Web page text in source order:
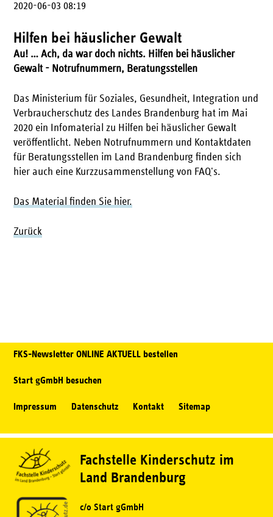
2020-06-03 08:19
Hilfen bei häuslicher Gewalt
Au! … Ach, da war doch nichts. Hilfen bei häuslicher
Gewalt - Notrufnummern, Beratungsstellen
Das Ministerium für Soziales, Gesundheit, Integration und
Verbraucherschutz des Landes Brandenburg hat im Mai
2020 ein Infomaterial zu Hilfen bei häuslicher Gewalt
veröffentlicht. Neben Notrufnummern und Kontaktdaten
für Beratungsstellen im Land Brandenburg finden sich
hier auch eine Kurzzusammenstellung von FAQ's.
Das Material finden Sie hier.
Zurück
FKS-Newsletter ONLINE AKTUELL bestellen
Start gGmbH besuchen
Impressum Datenschutz Kontakt Sitemap
Fachstelle Kinderschutz im
Land Brandenburg
c/o Start gGmbH